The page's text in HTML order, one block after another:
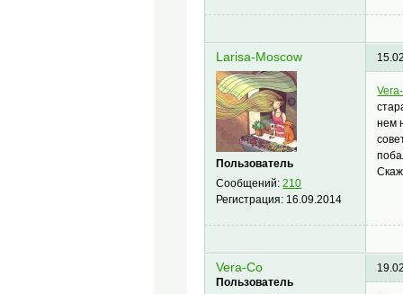
Larisa-Moscow
Пользователь
Сообщений:210
Регистрация: 16.09.2014
нем
Vera-Co
Пользователь